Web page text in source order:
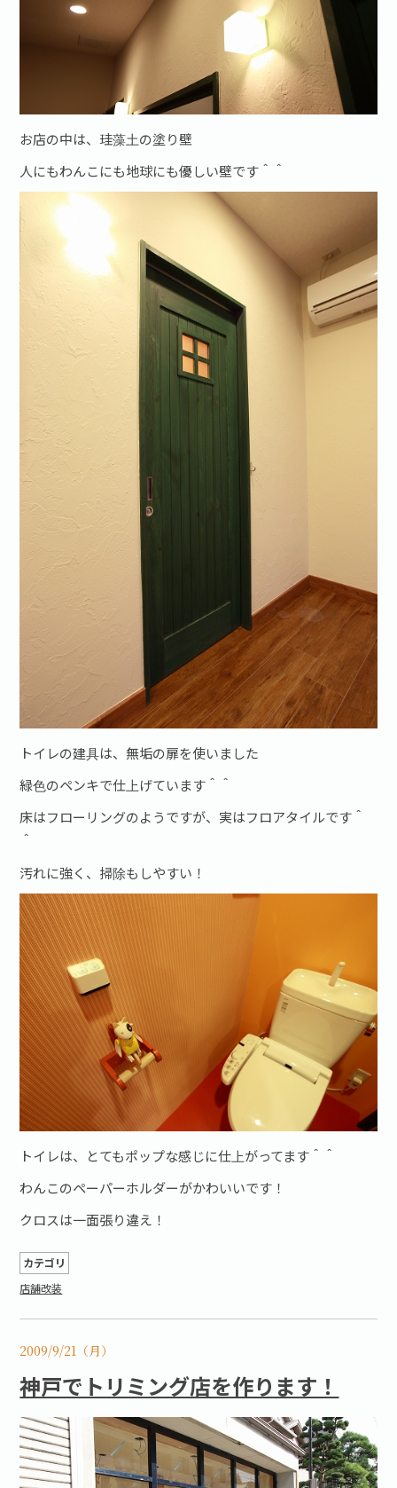
お店の中は、珪藻土の塗り壁
人にもわんこにも地球にも優しい壁です＾＾
トイレの建具は、無垢の扉を使いました
緑色のペンキで仕上げています＾＾
床はフローリングのようですが、実はフロアタイルです＾
＾
汚れに強く、掃除もしやすい！
トイレは、とてもポップな感じに仕上がってます＾＾
わんこのペーパーホルダーがかわいいです！
クロスは一面張り違え！
カテゴリ
店舗改装
2009/9/21（月）
神戸でトリミング店を作ります！